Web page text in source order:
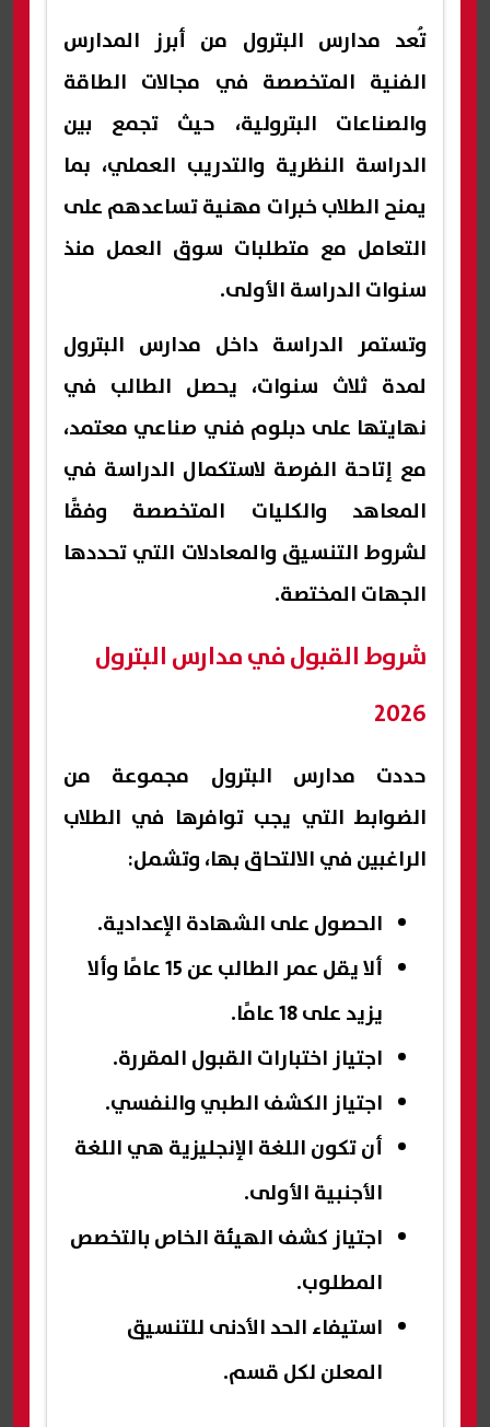
تُعد مدارس البترول من أبرز المدارس
الفنية المتخصصة في مجالات الطاقة
والصناعات البترولية، حيث تجمع بين
الدراسة النظرية والتدريب العملي، بما
يمنح الطلاب خبرات مهنية تساعدهم على
التعامل مع متطلبات سوق العمل منذ
سنوات الدراسة الأولى.
وتستمر الدراسة داخل مدارس البترول
لمدة ثلاث سنوات، يحصل الطالب في
نهايتها على دبلوم فني صناعي معتمد،
مع إتاحة الفرصة لاستكمال الدراسة في
المعاهد والكليات المتخصصة وفقًا
لشروط التنسيق والمعادلات التي تحددها
الجهات المختصة.
شروط القبول في مدارس البترول
2026
حددت مدارس البترول مجموعة من
الضوابط التي يجب توافرها في الطلاب
الراغبين في الالتحاق بها، وتشمل:
الحصول على الشهادة الإعدادية.
ألا يقل عمر الطالب عن 15 عامًا وألا
يزيد على 18 عامًا.
اجتياز اختبارات القبول المقررة.
اجتياز الكشف الطبي والنفسي.
أن تكون اللغة الإنجليزية هي اللغة
الأجنبية الأولى.
اجتياز كشف الهيئة الخاص بالتخصص
المطلوب.
استيفاء الحد الأدنى للتنسيق
المعلن لكل قسم.